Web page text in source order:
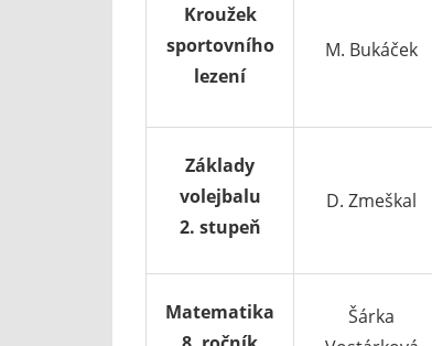
Kroužek
sportovního
lezení
M. Bukáček
Základy
volejbalu
2. stupeň
D. Zmeškal
Matematika
Šárka